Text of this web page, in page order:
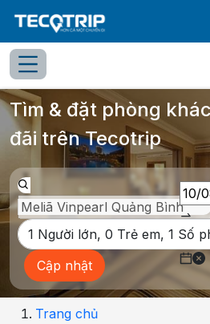
Tổng quan Chọn phòng
Tìm & đặt phòng
đãi trên Tecotrip
1 Người lớn, 0 Trẻ em, 1 Số
Cập nhật
Trang chủ